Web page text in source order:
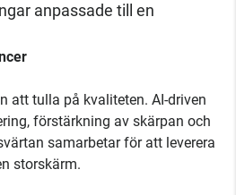
anpassade till en
att tulla på kvaliteten. AI-driven
förstärkning av skärpan och
samarbetar för att leverera
storskärm.